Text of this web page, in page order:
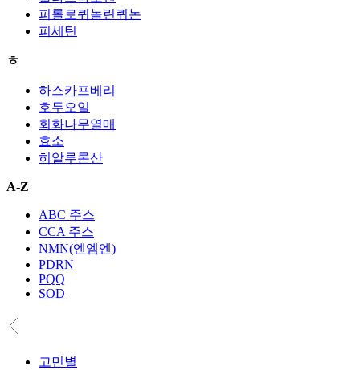
피롤로퀴놀린퀴논
피세틴
ㅎ
하스카프베리
호두오일
회화나무열매
효소
히알루론산
A-Z
ABC 주스
CCA 주스
NMN(엔엠엔)
PDRN
PQQ
SOD
고민별